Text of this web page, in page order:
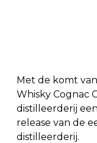
Met de komt van
Whisky Cognac
distilleerderij
release van de
distilleerderij.